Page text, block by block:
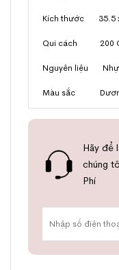
Kích thước 35.5 x
Qui cách 200
Nguyên liệu
Màu sắc Dương
Hãy để
chúng
Phí